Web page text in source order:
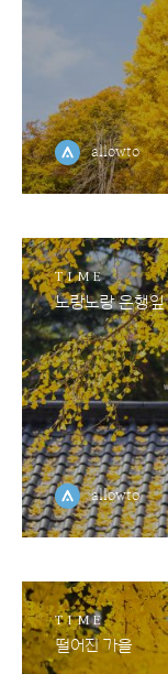
allowto
TIME
노랑노랑 은행잎
allowto
TIME
떨어진 가을